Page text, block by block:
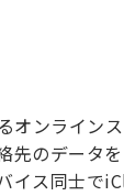
ンライン
先のデータ
イス同士で